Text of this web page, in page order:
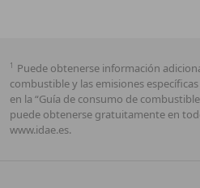
1
Puede obtenerse información
combustible y las emisiones
en la “Guía de consumo de
puede obtenerse gratuitamente en
www.idae.es.